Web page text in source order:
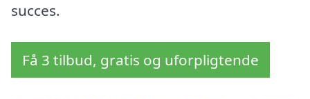
succes.
Få 3 tilbud, gratis og uforpligtende